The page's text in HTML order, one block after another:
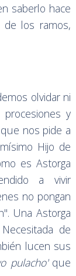
saberlo hace
los ramos,
olvidar ni
y
nos pide a
Hijo de
es Astorga
a vivir
no pongan
Una Astorga
de
lucen sus
pulacho'que